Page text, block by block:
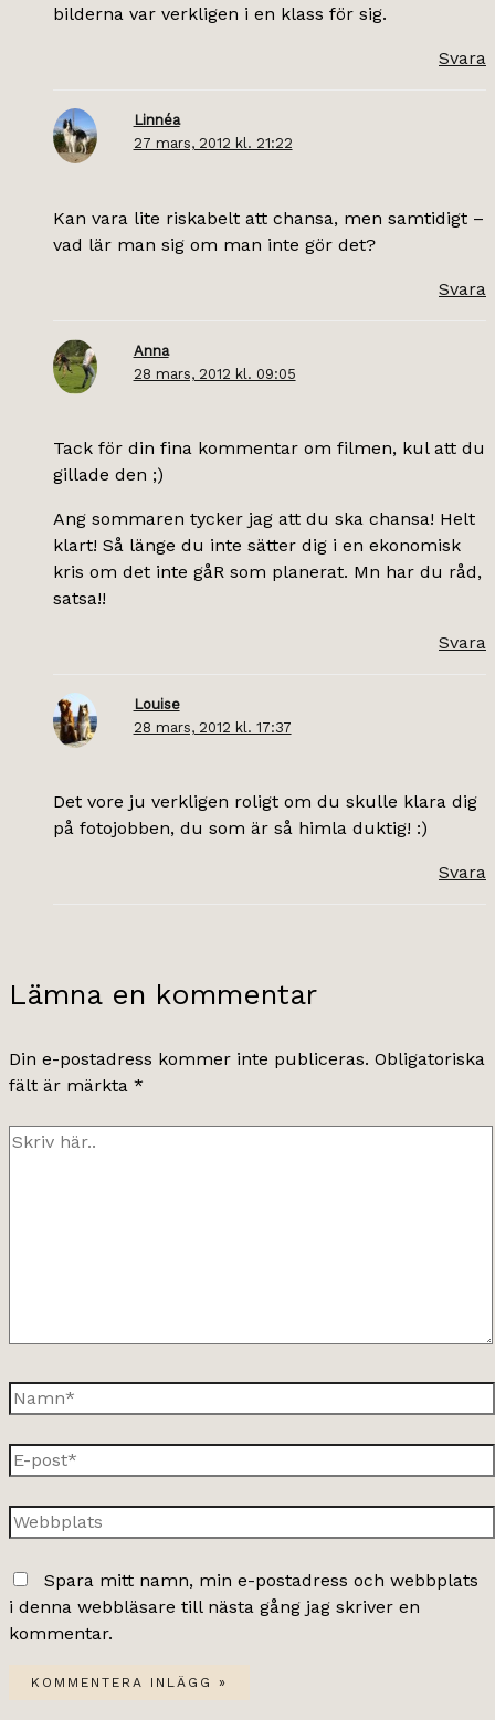
bilderna var verkligen i en klass för sig.
Svara
Linnéa
27 mars, 2012 kl. 21:22
Kan vara lite riskabelt att chansa, men samtidigt –
vad lär man sig om man inte gör det?
Svara
Anna
28 mars, 2012 kl. 09:05
Tack för din fina kommentar om filmen, kul att du
gillade den ;)
Ang sommaren tycker jag att du ska chansa! Helt
klart! Så länge du inte sätter dig i en ekonomisk
kris om det inte gåR som planerat. Mn har du råd,
satsa!!
Svara
Louise
28 mars, 2012 kl. 17:37
Det vore ju verkligen roligt om du skulle klara dig
på fotojobben, du som är så himla duktig! :)
Svara
Lämna en kommentar
Din e-postadress kommer inte publiceras. Obligatoriska
fält är märkta *
Skriv
Namn*
E-
post*
Webbplats
Spara mitt namn, min e-postadress och webbplats
i denna webbläsare till nästa gång jag skriver en
kommentar.